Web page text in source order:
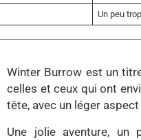
Un peu
Winter Burrow est un
celles et ceux qui ont
tête, avec un léger aspect
Une jolie aventure, un